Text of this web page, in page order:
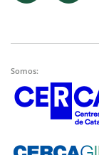
Somos: